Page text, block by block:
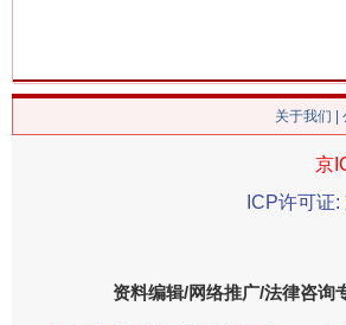
关于我们
京
ICP许可证
资料编辑/网络推广/法律咨询